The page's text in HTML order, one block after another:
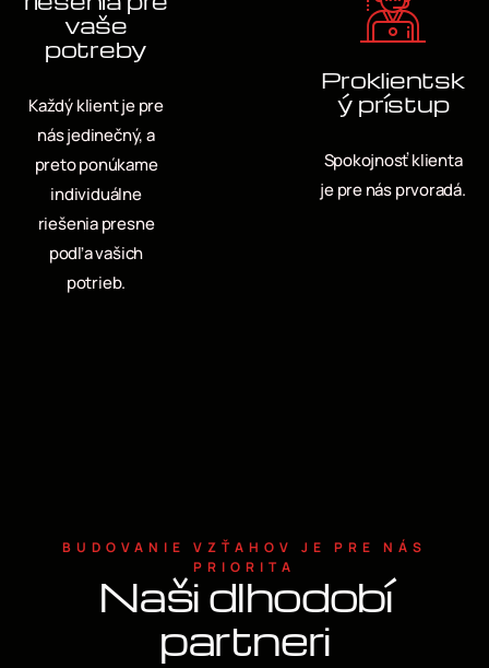
vaše
potreby
Každý klient je pre
nás jedinečný, a
preto ponúkame
individuálne
riešenia presne
podľa vašich
potrieb.
Proklientsk
ý prístup
Spokojnosť klienta
je pre nás prvoradá.
BUDOVANIE VZŤAHOV JE PRE NÁS
PRIORITA
Naši dlhodobí
partneri